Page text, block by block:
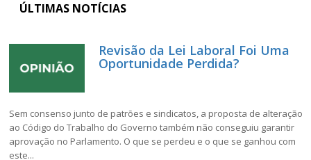
ÚLTIMAS NOTÍCIAS
Revisão da Lei Laboral Foi Uma
Oportunidade Perdida?
Sem consenso junto de patrões e sindicatos, a proposta de alteração
ao Código do Trabalho do Governo também não conseguiu garantir
aprovação no Parlamento. O que se perdeu e o que se ganhou com
este...